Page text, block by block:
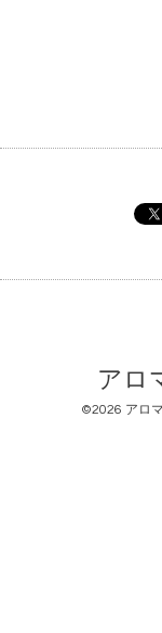
アロ
©2026 アロ